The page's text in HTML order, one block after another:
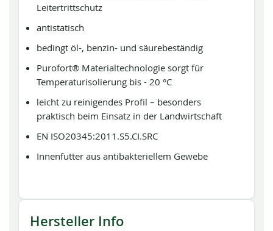
Leitertrittschutz
antistatisch
bedingt öl-, benzin- und säurebeständig
Purofort® Materialtechnologie sorgt für
Temperaturisolierung bis - 20 °C
leicht zu reinigendes Profil – besonders
praktisch beim Einsatz in der Landwirtschaft
EN ISO20345:2011.S5.CI.SRC
Innenfutter aus antibakteriellem Gewebe
Hersteller Info